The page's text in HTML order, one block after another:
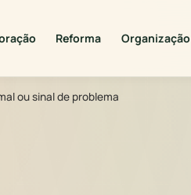
Reforma Organização
ou sinal de problema